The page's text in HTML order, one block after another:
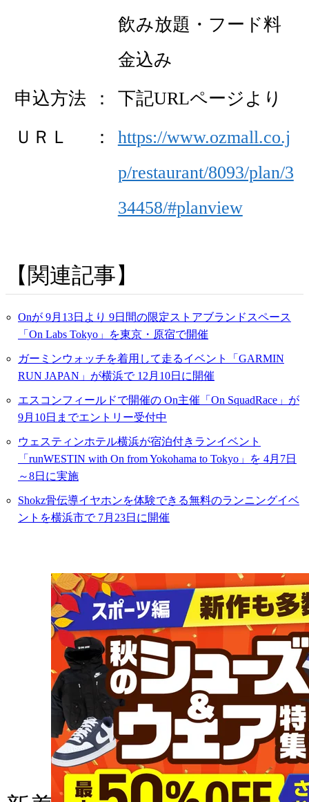
飲み放題・フード料
金込み
申込方法
下記URLページより
ＵＲＬ
https://www.ozmall.co.j
p/restaurant/8093/plan/3
34458/#planview
関連記事
Onが 9月13日より 9日間の限定ストアブランドスペース
「On Labs Tokyo」を東京・原宿で開催
ガーミンウォッチを着用して走るイベント「GARMIN
RUN JAPAN」が横浜で 12月10日に開催
エスコンフィールドで開催の On主催「On SquadRace」が
9月10日までエントリー受付中
ウェスティンホテル横浜が宿泊付きランイベント
「runWESTIN with On from Yokohama to Tokyo」を 4月7日
～8日に実施
Shokz骨伝導イヤホンを体験できる無料のランニングイベ
ントを横浜市で 7月23日に開催